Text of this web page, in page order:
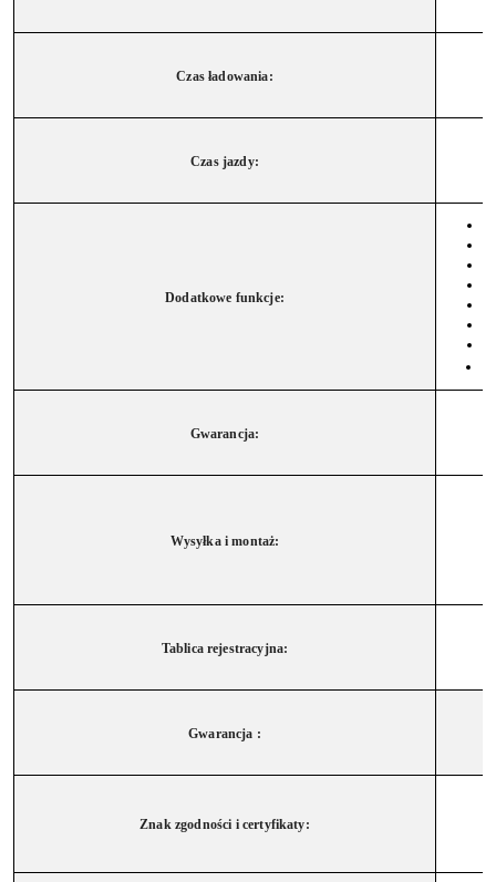
Czas ładowania:
Czas jazdy:
Dodatkowe funkcje:
Gwarancja:
Wysyłka i montaż:
Tablica rejestracyjna:
Gwarancja :
Znak zgodności i certyfikaty: